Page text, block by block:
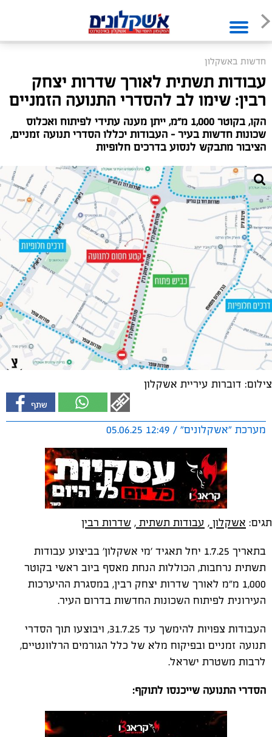
חדשות באשקלון
עבודות תשתית לאורך שדרות יצחק
רבין: שימו לב להסדרי התנועה הזמניים
הקו, בקוטר 1,000 מ״מ, ייתן מענה עתידי לפיתוח ואכלוס
שכונות חדשות בעיר - העבודות יכללו הסדרי תנועה זמניים,
הציבור מתבקש לנסוע בדרכים חלופיות
צילום: דוברות עיריית אשקלון
מערכת "אשקלונים" / 12:49 05.06.25
תגים: אשקלון , עבודות תשתית , שדרות רבין
בתאריך 1.7.25 יחל תאגיד ׳מי אשקלון׳ בביצוע עבודות
תשתית נרחבות, הכוללות הנחת מאסף ביוב ראשי בקוטר
1,000 מ"מ לאורך שדרות יצחק רבין, במסגרת ההיערכות
העירונית לפיתוח השכונות החדשות בדרום העיר.
העבודות צפויות להימשך עד 31.7.25, ויבוצעו תוך הסדרי
תנועה זמניים ובפיקוח מלא של כלל הגורמים הרלוונטיים,
לרבות משטרת ישראל.
הסדרי התנועה שייכנסו לתוקף: